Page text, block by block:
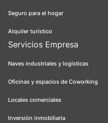
Seguro para el hogar
Alquiler turístico
Servicios Empresa
Naves industriales y logísticas
Oficinas y espacios de Coworking
Locales comerciales
Inversión inmobiliaria